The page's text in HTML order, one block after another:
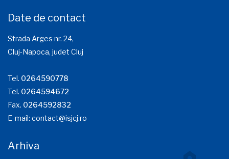
Date de contact
Strada Arges nr. 24,
Cluj-Napoca, judet Cluj
Tel. 0264590778
Tel. 0264594672
Fax. 0264592832
E-mail: contact@isjcj.ro
Arhiva